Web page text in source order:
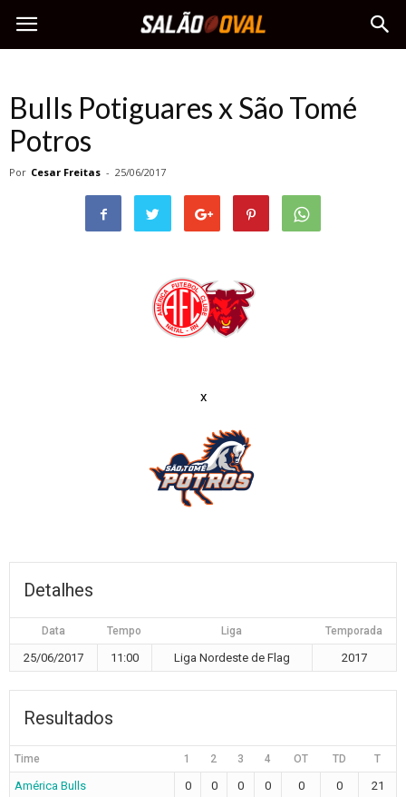
Bulls Potiguares x São Tomé
Potros
Por Cesar Freitas - 25/06/2017
x
Detalhes
Data Tempo Liga Temporada
25/06/2017 11:00 Liga Nordeste de Flag 2017
Resultados
Time 1 2 3 4 OT TD T
América Bulls 0 0 0 0 0 0
21